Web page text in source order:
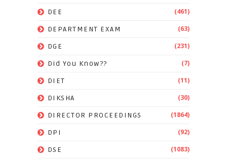
DEE (461)
DEPARTMENT EXAM (63)
DGE (231)
Did You Know?? (7)
DIET (11)
DIKSHA (30)
DIRECTOR PROCEEDINGS (1864)
DPI (92)
DSE (1083)